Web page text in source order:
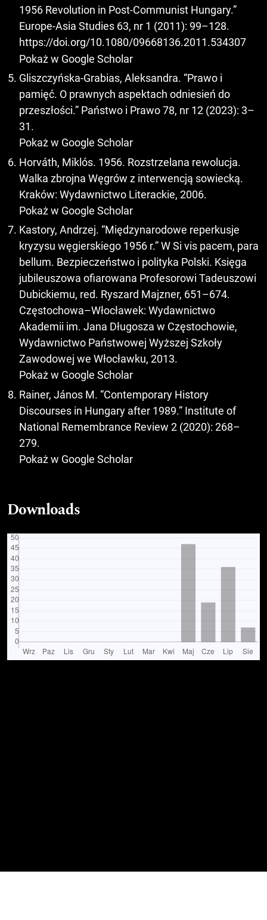
1956 Revolution in Post-Communist Hungary.”
Europe-Asia Studies 63, nr 1 (2011): 99–128.
https://doi.org/10.1080/09668136.2011.534307
Pokaż w Google Scholar
Gliszczyńska-Grabias, Aleksandra. “Prawo i
pamięć. O prawnych aspektach odniesień do
przeszłości.” Państwo i Prawo 78, nr 12 (2023): 3–
31.
Pokaż w Google Scholar
Horváth, Miklós. 1956. Rozstrzelana rewolucja.
Walka zbrojna Węgrów z interwencją sowiecką.
Kraków: Wydawnictwo Literackie, 2006.
Pokaż w Google Scholar
Kastory, Andrzej. “Międzynarodowe reperkusje
kryzysu węgierskiego 1956 r.” W Si vis pacem, para
bellum. Bezpieczeństwo i polityka Polski. Księga
jubileuszowa ofiarowana Profesorowi Tadeuszowi
Dubickiemu, red. Ryszard Majzner, 651–674.
Częstochowa–Włocławek: Wydawnictwo
Akademii im. Jana Długosza w Częstochowie,
Wydawnictwo Państwowej Wyższej Szkoły
Zawodowej we Włocławku, 2013.
Pokaż w Google Scholar
Rainer, János M. “Contemporary History
Discourses in Hungary after 1989.” Institute of
National Remembrance Review 2 (2020): 268–
279.
Pokaż w Google Scholar
Downloads